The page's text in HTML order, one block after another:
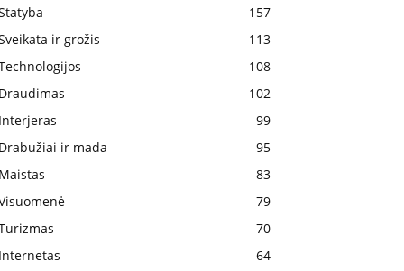
157
ir grožis
113
108
102
99
ir mada
95
83
79
70
64